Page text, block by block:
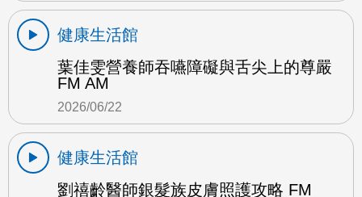
健康生活館
葉佳雯營養師吞嚥障礙與舌尖上的尊嚴
FM AM
2026/06/22
健康生活館
劉禧齡醫師銀髮族皮膚照護攻略 FM